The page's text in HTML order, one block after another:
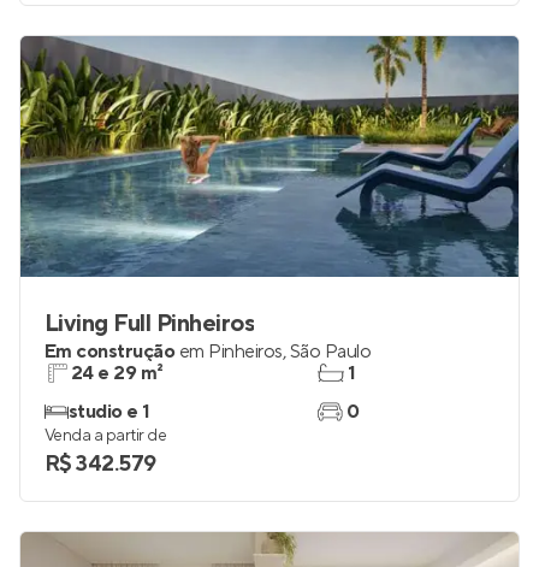
Living Full Pinheiros
Em construção em Pinheiros,São Paulo
24 e 29 m²
studio e 1
1
0
Venda a partir de
R$ 342.579